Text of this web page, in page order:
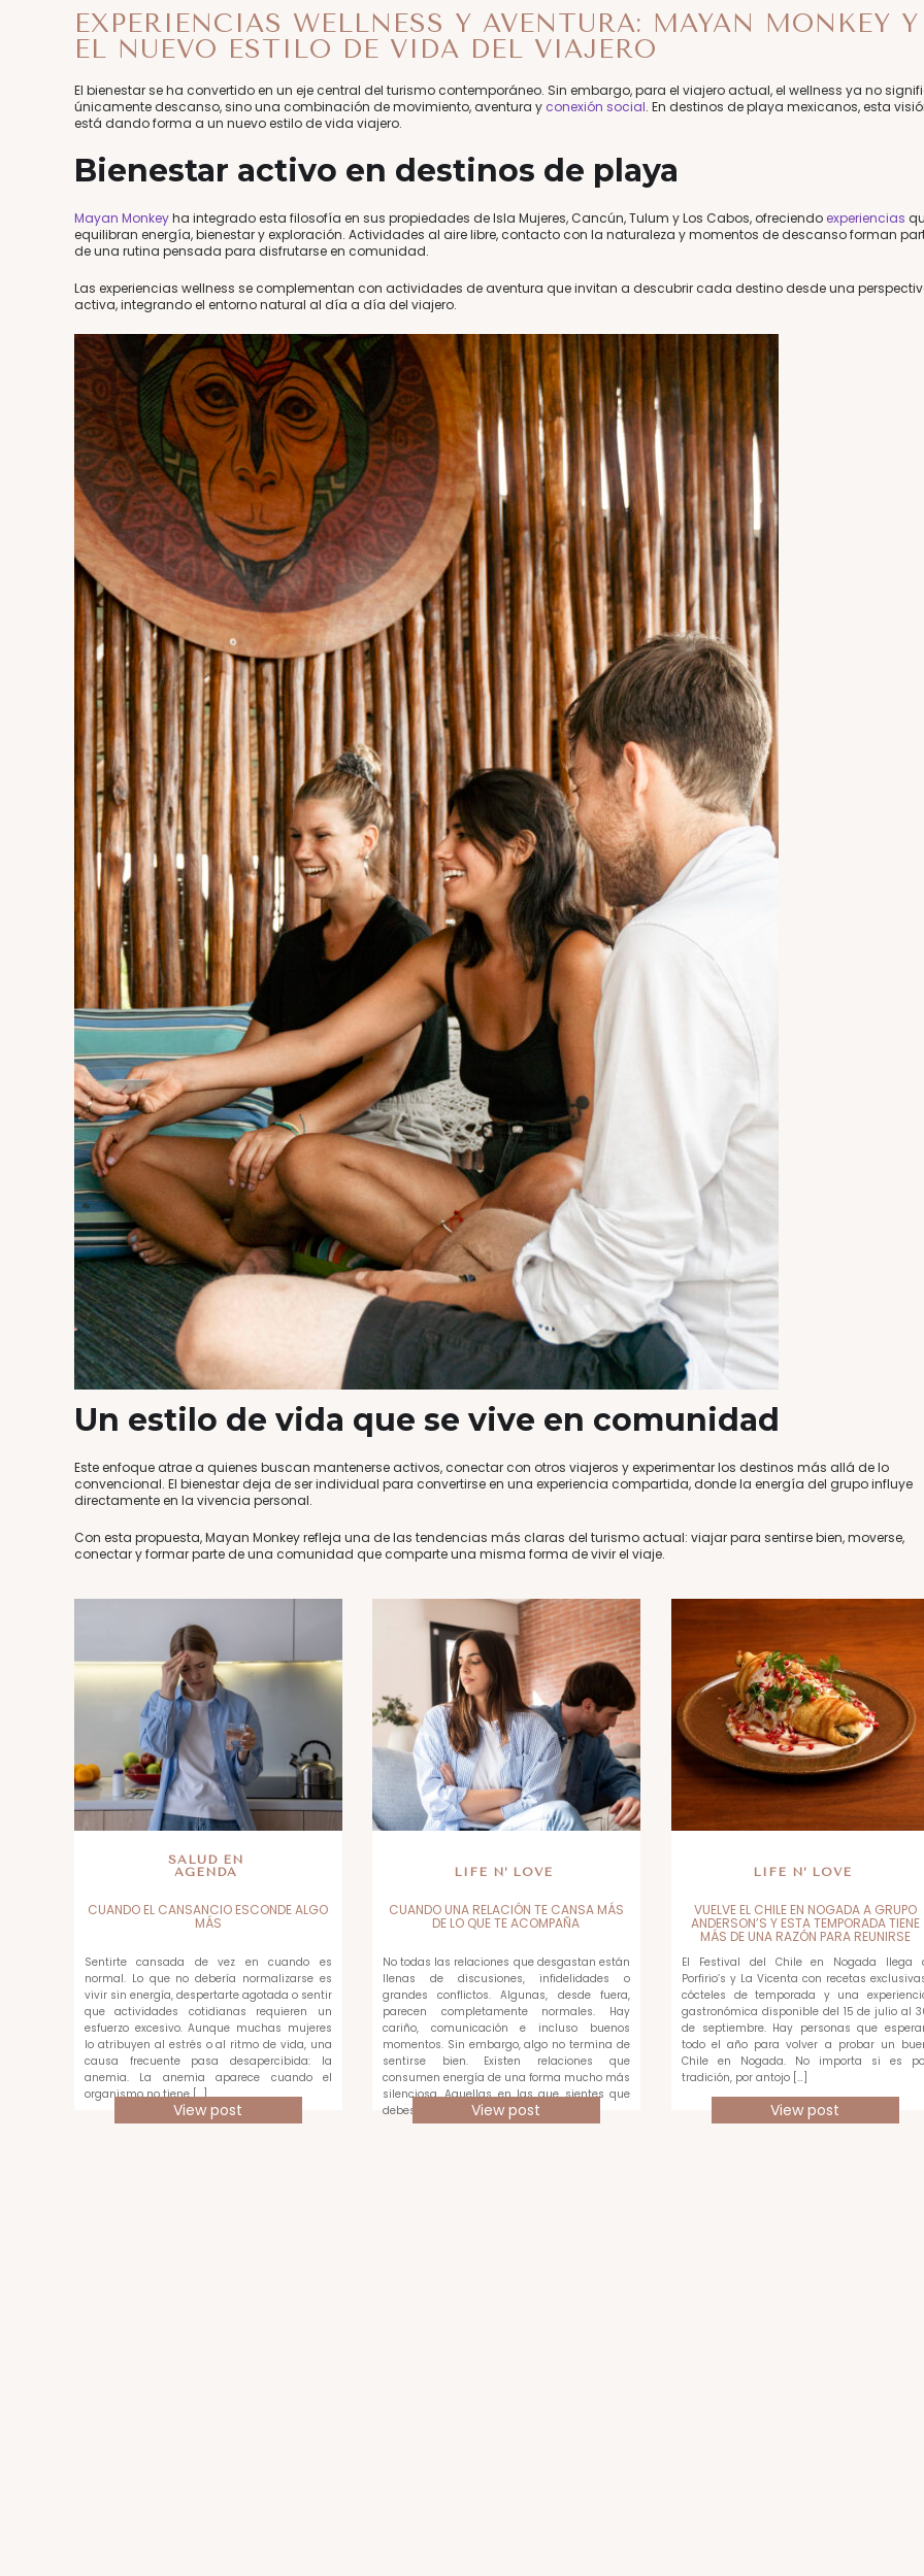
EXPERIENCIAS WELLNESS Y AVENTURA: MAYAN MONKEY Y
EL NUEVO ESTILO DE VIDA DEL VIAJERO
El bienestar se ha convertido en un eje central del turismo contemporáneo. Sin embargo, para el viajero actual, el wellness ya no
únicamente descanso, sino una combinación de movimiento, aventura y conexión social. En destinos de playa mexicanos, esta
está dando forma a un nuevo estilo de vida viajero.
Bienestar activo en destinos de playa
Mayan Monkeyha integrado esta filosofía en sus propiedades de Isla Mujeres, Cancún, Tulum y Los Cabos, ofreciendo experiencias
equilibran energía, bienestar y exploración. Actividades al aire libre, contacto con la naturaleza y momentos de descanso forman
de una rutina pensada para disfrutarse en comunidad.
Las experiencias wellness se complementan con actividades de aventura que invitan a descubrir cada destino desde una
activa, integrando el entorno natural al día a día del viajero.
Un estilo de vida que se vive en comunidad
Este enfoque atrae a quienes buscan mantenerse activos, conectar con otros viajeros y experimentar los destinos más allá de lo
convencional. El bienestar deja de ser individual para convertirse en una experiencia compartida, donde la energía del grupo influye
directamente en la vivencia personal.
Con esta propuesta, Mayan Monkey refleja una de las tendencias más claras del turismo actual: viajar para sentirse bien, moverse,
conectar y formar parte de una comunidad que comparte una misma forma de vivir el viaje.
SALUD EN
AGENDA
CUANDO EL CANSANCIO ESCONDE ALGO
MÁS
Sentirte cansada de vez en cuando es
normal. Lo que no debería normalizarse es
vivir sin energía, despertarte agotada o sentir
que actividades cotidianas requieren un
esfuerzo excesivo. Aunque muchas mujeres
lo atribuyen al estrés o al ritmo de vida, una
causa frecuente pasa desapercibida: la
anemia. La anemia aparece cuando el
organismo no tiene […]
View post
LIFE N’ LOVE
CUANDO UNA RELACIÓN TE CANSA MÁS
DE LO QUE TE ACOMPAÑA
No todas las relaciones que desgastan están
llenas de discusiones, infidelidades o
grandes conflictos. Algunas, desde fuera,
parecen completamente normales. Hay
cariño, comunicación e incluso buenos
momentos. Sin embargo, algo no termina de
sentirse bien. Existen relaciones que
consumen energía de una forma mucho más
silenciosa. Aquellas en las que sientes que
debes medir cada […]View post
LIFE N’ LOVE
VUELVE EL CHILE EN NOGADA A GRUPO
ANDERSON’S Y ESTA TEMPORADA TIENE
MÁS DE UNA RAZÓN PARA REUNIRSE
El Festival del Chile en Nogada llega
Porfirio’s y La Vicenta con recetas
cócteles de temporada y una
gastronómica disponible del 15 de julio al
de septiembre. Hay personas que
todo el año para volver a probar un
Chile en Nogada. No importa si es
tradición, por antojo […]
View post